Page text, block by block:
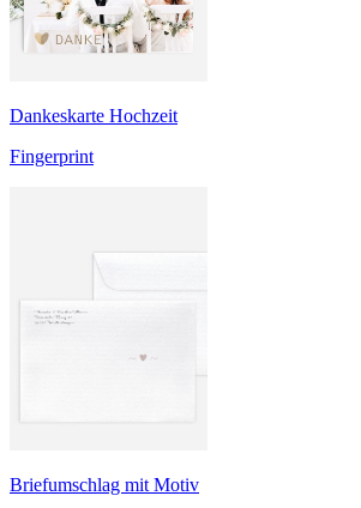
Dankeskarte Hochzeit
Fingerprint
Briefumschlag mit Motiv